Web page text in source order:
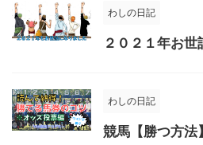
わしの日記
２０２１年お世
わしの日記
競馬【勝つ方